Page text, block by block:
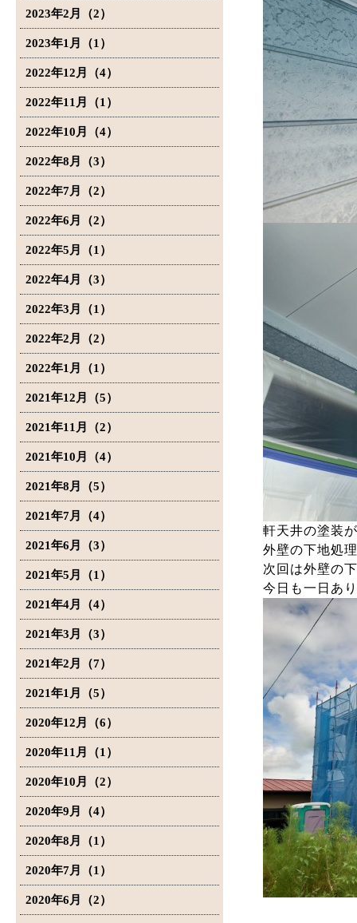
2023年2月（2）
2023年1月（1）
2022年12月（4）
2022年11月（1）
2022年10月（4）
2022年8月（3）
2022年7月（2）
2022年6月（2）
2022年5月（1）
2022年4月（3）
2022年3月（1）
2022年2月（2）
2022年1月（1）
2021年12月（5）
2021年11月（2）
2021年10月（4）
2021年8月（5）
2021年7月（4）
2021年6月（3）
2021年5月（1）
2021年4月（4）
2021年3月（3）
2021年2月（7）
2021年1月（5）
2020年12月（6）
2020年11月（1）
2020年10月（2）
2020年9月（4）
2020年8月（1）
2020年7月（1）
2020年6月（2）
軒天井の塗装
外壁の下地処
次回は外壁の
今日も一日あ